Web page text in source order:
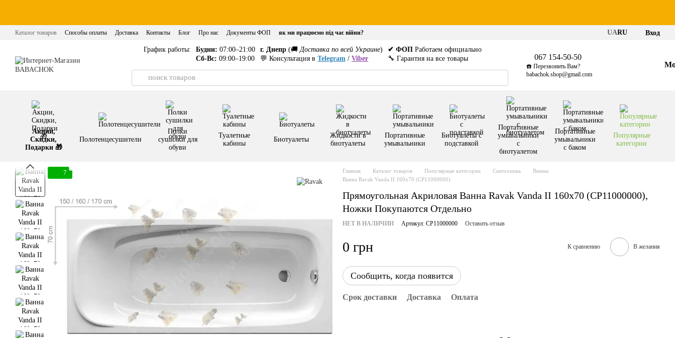
Каталог товаров Способы оплаты Доставка Контакты Блог Про нас Документы ФОП як ми працюємо під час війни? UARU Вход
График работы: Будни: 07:00–21:00
Сб-Вс: 09:00–19:00
г. Днепр (🚚 Доставка по всей Украине)
💬 Консультация в Telegram / Viber
✔ ФОП Работаем официально
🔧 Гарантия на все товары
067 154-50-50
☎️ Перезвонить Вам?
babachok.shop@gmail.com
Акции,
Скидки,
Подарки 🎁
Полотенцесушители
Полки
сушилки для
обуви
Туалетные
кабины
Биотуалеты
Жидкости в
биотуалеты
Портативные
умывальники
Биотуалеты с
подставкой
Портативные
умывальники
с
биотуалетом
Портативные
умывальники
с баком
Популярные
категории
7 Главная Каталог товаров Популярные категории Сантехника
Ванны
Ванна Ravak Vanda II 160x70 (CP11000000)
Прямоугольная Акриловая Ванна Ravak Vanda II 160x70 (CP11000000),
Ножки Покупаются Отдельно
НЕТ В НАЛИЧИИ Артикул: CP11000000 Оставить отзыв
0 грн К сравнению В желания
Сообщить, когда появится
Срок доставки Доставка Оплата